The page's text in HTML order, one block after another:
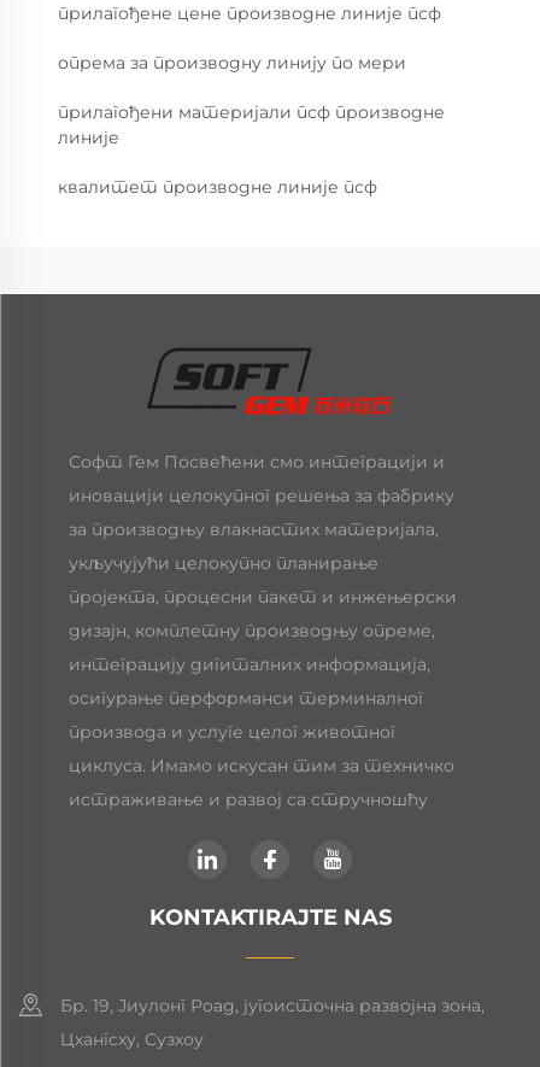
прилагођене цене производне линије псф
опрема за производну линију по мери
прилагођени материјали псф производне
линије
квалитет производне линије псф
Софт Гем Посвећени смо интеграцији и
иновацији целокупног решења за фабрику
за производњу влакнастих материјала,
укључујући целокупно планирање
пројекта, процесни пакет и инжењерски
дизајн, комплетну производњу опреме,
интеграцију дигиталних информација,
осигурање перформанси терминалног
производа и услуге целог животног
циклуса. Имамо искусан тим за техничко
истраживање и развој са стручношћу
KONTAKTIRAJTE NAS
Бр. 19, Јиулонг Роад, југоисточна развојна зона,
Цхангсху, Сузхоу